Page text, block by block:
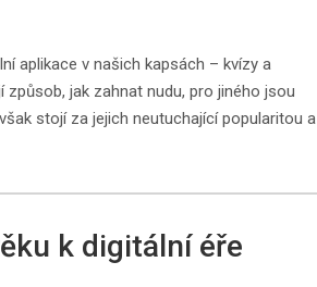
aplikace v našich kapsách – kvízy a
jak zahnat nudu, pro jiného jsou
stojí za jejich neutuchající popularitou a
k digitální éře